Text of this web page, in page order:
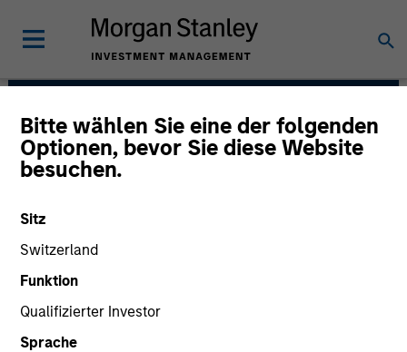
Bitte wählen Sie eine der folgenden
Optionen, bevor Sie diese Website
besuchen.
Sitz
Switzerland
Funktion
Qualifizierter Investor
Sprache
Mesa West Capital